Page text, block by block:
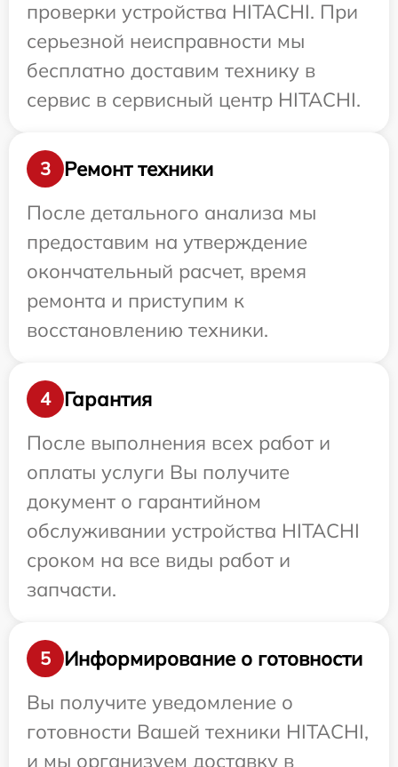
проверки устройства HITACHI. При
серьезной неисправности мы
бесплатно доставим технику в
сервис в сервисный центр HITACHI.
3
Ремонт техники
После детального анализа мы
предоставим на утверждение
окончательный расчет, время
ремонта и приступим к
восстановлению техники.
4
Гарантия
После выполнения всех работ и
оплаты услуги Вы получите
документ о гарантийном
обслуживании устройства HITACHI
сроком на все виды работ и
запчасти.
5
Информирование о готовности
Вы получите уведомление о
готовности Вашей техники HITACHI,
и мы организуем доставку в